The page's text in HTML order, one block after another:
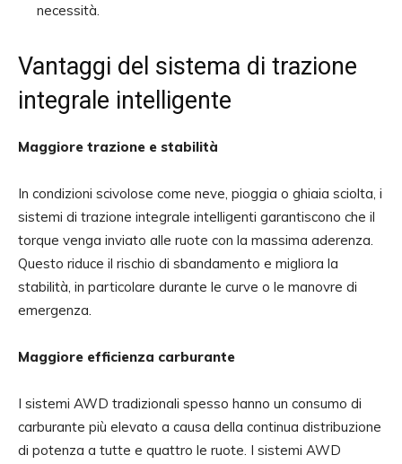
necessità.
Vantaggi del sistema di trazione
integrale intelligente
Maggiore trazione e stabilità
In condizioni scivolose come neve, pioggia o ghiaia sciolta, i
sistemi di trazione integrale intelligenti garantiscono che il
torque venga inviato alle ruote con la massima aderenza.
Questo riduce il rischio di sbandamento e migliora la
stabilità, in particolare durante le curve o le manovre di
emergenza.
Maggiore efficienza carburante
I sistemi AWD tradizionali spesso hanno un consumo di
carburante più elevato a causa della continua distribuzione
di potenza a tutte e quattro le ruote. I sistemi AWD